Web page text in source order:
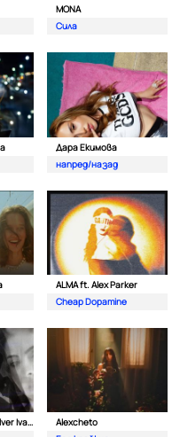
MONA
Сила
Дара Екимова
напред/назад
ALMA ft. Alex Parker
Cheap Dopamine
Ирина Флорин и Silver Ivanov
Alexcheto